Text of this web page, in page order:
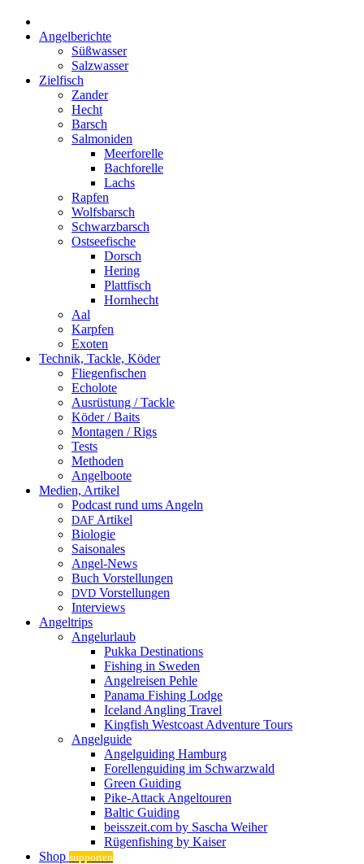
Angelberichte
Süßwasser
Salzwasser
Zielfisch
Zander
Hecht
Barsch
Salmoniden
Meerforelle
Bachforelle
Lachs
Rapfen
Wolfsbarsch
Schwarzbarsch
Ostseefische
Dorsch
Hering
Plattfisch
Hornhecht
Aal
Karpfen
Exoten
Technik, Tackle, Köder
Fliegenfischen
Echolote
Ausrüstung / Tackle
Köder / Baits
Montagen / Rigs
Tests
Methoden
Angelboote
Medien, Artikel
Podcast rund ums Angeln
DAF Artikel
Biologie
Saisonales
Angel-News
Buch Vorstellungen
DVD Vorstellungen
Interviews
Angeltrips
Angelurlaub
Pukka Destinations
Fishing in Sweden
Angelreisen Pehle
Panama Fishing Lodge
Iceland Angling Travel
Kingfish Westcoast Adventure Tours
Angelguide
Angelguiding Hamburg
Forellenguiding im Schwarzwald
Green Guiding
Pike-Attack Angeltouren
Baltic Guiding
beisszeit.com by Sascha Weiher
Rügenfishing by Kaiser
Shop supporten